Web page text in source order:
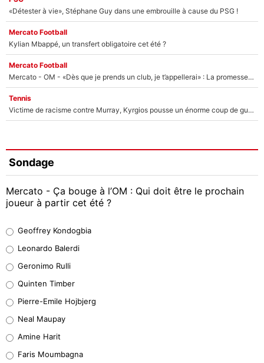
«Détester à vie», Stéphane Guy dans une embrouille à cause du PSG !
Mercato Football
Kylian Mbappé, un transfert obligatoire cet été ?
Mercato Football
Mercato - OM - «Dès que je prends un club, je t’appellerai» : La promesse de Marcelino au moment de claquer la porte
Tennis
Victime de racisme contre Murray, Kyrgios pousse un énorme coup de gueule !
Sondage
Mercato - Ça bouge à l’OM : Qui doit être le prochain
joueur à partir cet été ?
38%
32%
5%
1%
Geoffrey Kondogbia
Leonardo Balerdi
Geronimo Rulli
Quinten Timber
Pierre-Emile Hojbjerg
Neal Maupay
Amine Harit
Faris Moumbagna